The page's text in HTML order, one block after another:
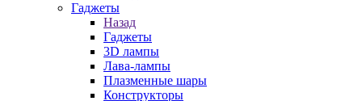
Гаджеты
Назад
Гаджеты
3D лампы
Лава-лампы
Плазменные шары
Конструкторы